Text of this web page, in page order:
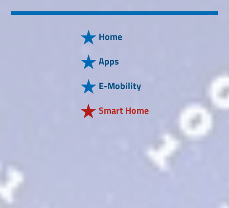
Home
Apps
E-Mobility
Smart Home